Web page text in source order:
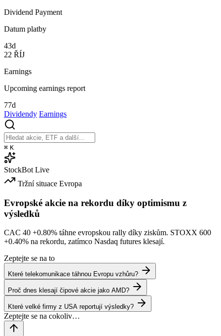
Dividend Payment
Datum platby
43d
22 ŘÍJ
Earnings
Upcoming earnings report
77d
Dividendy Earnings
⌘ K
StockBot Live
Tržní situace Evropa
Evropské akcie na rekordu díky optimismu z
výsledků
CAC 40 +0.80% táhne evropskou rally díky ziskům. STOXX 600
+0.40% na rekordu, zatímco Nasdaq futures klesají.
Zeptejte se na to
Které telekomunikace táhnou Evropu vzhůru?
Proč dnes klesají čipové akcie jako AMD?
Které velké firmy z USA reportují výsledky?